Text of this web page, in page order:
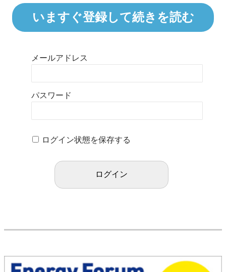
いますぐ登録して続きを読む
メールアドレス
パスワード
ログイン状態を保存する